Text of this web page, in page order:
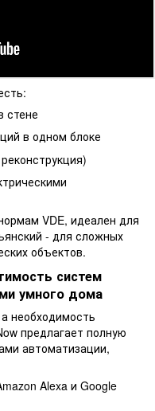
стене
в одном блоке
VDE, идеален для
- для сложных
объектов.
систем
умного дома
необходимость
предлагает полную
автоматизации,
Alexa и Google